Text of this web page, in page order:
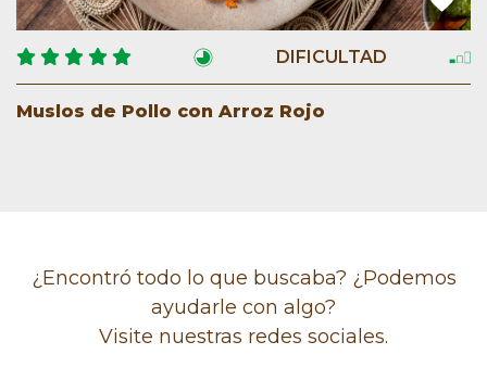
DIFICULTAD
Muslos de Pollo con Arroz Rojo
¿Encontró todo lo que buscaba? ¿Podemos
ayudarle con algo?
Visite nuestras redes sociales.